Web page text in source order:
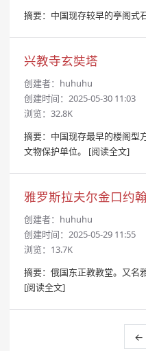
摘要：中国现存较早的亭阁式
兴教寺玄奘塔
创建者： huhuhu
创建时间：2025-05-30 11:03
浏览：32.8K
摘要：中国现存最早的楼阁型
文物保护单位。 [阅读全文]
雅罗斯拉夫尔金口约
创建者： huhuhu
创建时间：2025-05-29 11:55
浏览：13.7K
摘要：俄国东正教教堂。又名
[阅读全文]
←